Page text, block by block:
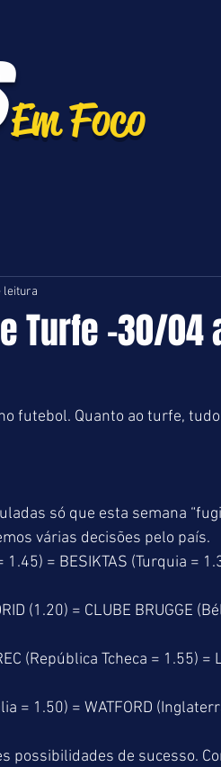
Em Foco
Turfe -30/04
leitura
futebol. Quanto ao turfe,
só que esta semana
várias decisões pelo país.
1.45) = BESIKTAS (Turquia =
(1.20) = CLUBE BRUGGE
(República Tcheca = 1.55) =
= 1.50) = WATFORD
possibilidades de sucesso.